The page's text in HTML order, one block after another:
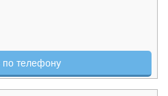
по телефону